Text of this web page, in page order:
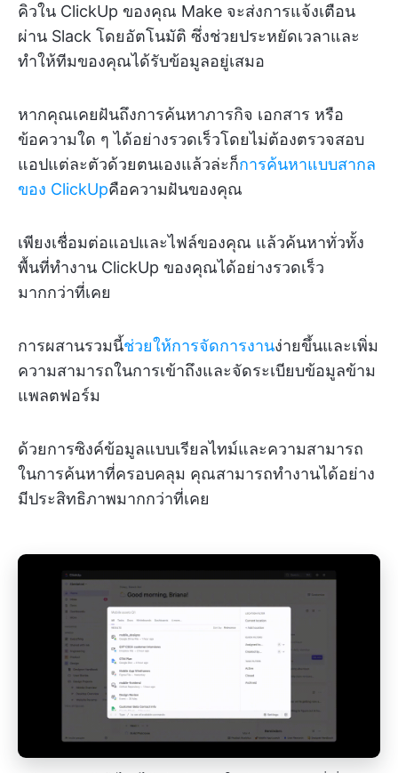
คิวใน ClickUp ของคุณ Make จะส่งการแจ้งเตือน
ผ่าน Slack โดยอัตโนมัติ ซึ่งช่วยประหยัดเวลาและ
ทำให้ทีมของคุณได้รับข้อมูลอยู่เสมอ
หากคุณเคยฝันถึงการค้นหาภารกิจ เอกสาร หรือ
ข้อความใด ๆ ได้อย่างรวดเร็วโดยไม่ต้องตรวจสอบ
แอปแต่ละตัวด้วยตนเองแล้วล่ะก็การค้นหาแบบสากล
ของ ClickUpคือความฝันของคุณ
เพียงเชื่อมต่อแอปและไฟล์ของคุณ แล้วค้นหาทั่วทั้ง
พื้นที่ทำงาน ClickUp ของคุณได้อย่างรวดเร็ว
มากกว่าที่เคย
การผสานรวมนี้ช่วยให้การจัดการงานง่ายขึ้นและเพิ่ม
ความสามารถในการเข้าถึงและจัดระเบียบข้อมูลข้าม
แพลตฟอร์ม
ด้วยการซิงค์ข้อมูลแบบเรียลไทม์และความสามารถ
ในการค้นหาที่ครอบคลุม คุณสามารถทำงานได้อย่าง
มีประสิทธิภาพมากกว่าที่เคย